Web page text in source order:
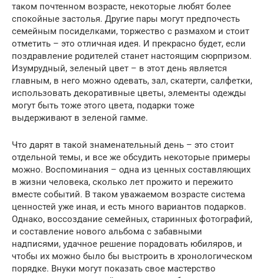
таком почтенном возрасте, некоторые любят более
спокойные застолья. Другие пары могут предпочесть
семейным посиделками, торжество с размахом и стоит
отметить – это отличная идея. И прекрасно будет, если
поздравление родителей станет настоящим сюрпризом.
Изумрудный, зеленый цвет – в этот день является
главным, в него можно одевать, зал, скатерти, салфетки,
использовать декоративные цветы, элементы одежды
могут быть тоже этого цвета, подарки тоже
выдерживают в зеленой гамме.
Что дарят в такой знаменательный день – это стоит
отдельной темы, и все же обсудить некоторые примеры
можно. Воспоминания – одна из ценных составляющих
в жизни человека, сколько лет прожито и пережито
вместе событий. В таком уважаемом возрасте система
ценностей уже иная, и есть много вариантов подарков.
Однако, воссоздание семейных, старинных фотографий,
и составление нового альбома с забавными
надписями, удачное решение порадовать юбиляров, и
чтобы их можно было бы выстроить в хронологическом
порядке. Внуки могут показать свое мастерство